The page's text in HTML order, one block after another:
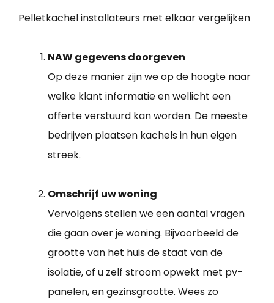
Pelletkachel installateurs met elkaar vergelijken
NAW gegevens doorgeven
Op deze manier zijn we op de hoogte naar
welke klant informatie en wellicht een
offerte verstuurd kan worden. De meeste
bedrijven plaatsen kachels in hun eigen
streek.
Omschrijf uw woning
Vervolgens stellen we een aantal vragen
die gaan over je woning. Bijvoorbeeld de
grootte van het huis de staat van de
isolatie, of u zelf stroom opwekt met pv-
panelen, en gezinsgrootte. Wees zo